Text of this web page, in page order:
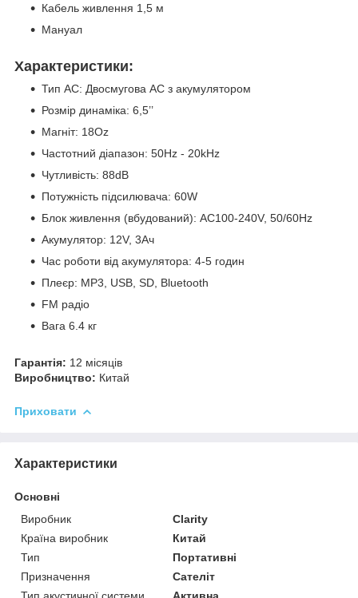
Кабель живлення 1,5 м
Мануал
Характеристики:
Тип АС: Двосмугова АС з акумулятором
Розмір динаміка: 6,5’’
Магніт: 18Oz
Частотний діапазон: 50Hz - 20kHz
Чутливість: 88dB
Потужність підсилювача: 60W
Блок живлення (вбудований): AC100-240V, 50/60Hz
Акумулятор: 12V, 3Ач
Час роботи від акумулятора: 4-5 годин
Плеєр: MP3, USB, SD, Bluetooth
FM радіо
Вага 6.4 кг
Гарантія: 12 місяців
Виробництво: Китай
Приховати
Характеристики
Основні
Виробник
Clarity
Країна виробник
Китай
Тип
Портативні
Призначення
Сателіт
Тип акустичної системи
Активна